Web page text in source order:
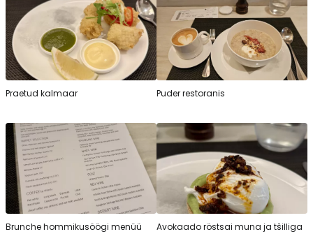
Praetud kalmaar Puder restoranis
Brunche hommikusöögi menüü Avokaado röstsai muna ja tšilliga